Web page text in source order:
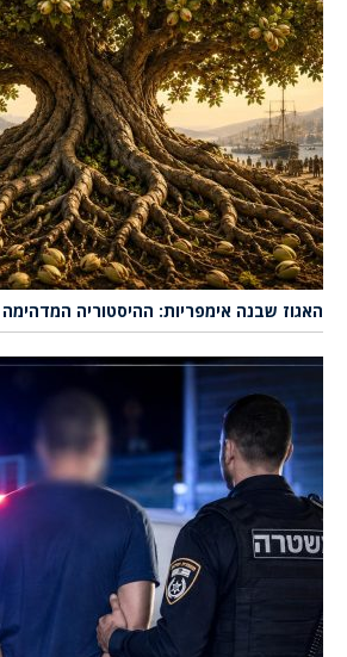
האגוז שבנה אימפריות: ההיסטוריה